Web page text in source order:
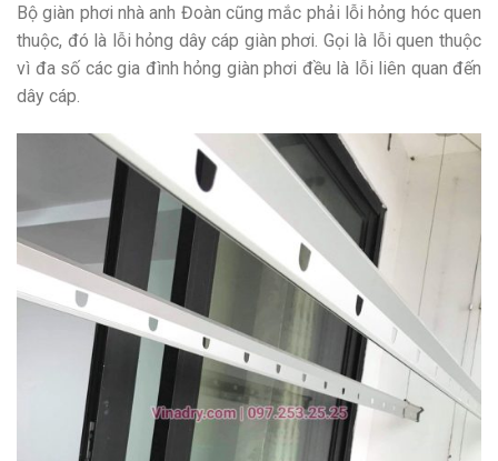
Bộ giàn phơi nhà anh Đoàn cũng mắc phải lỗi hỏng hóc quen
thuộc, đó là lỗi hỏng dây cáp giàn phơi. Gọi là lỗi quen thuộc
vì đa số các gia đình hỏng giàn phơi đều là lỗi liên quan đến
dây cáp.